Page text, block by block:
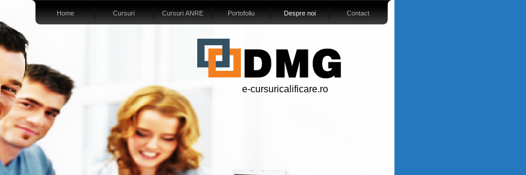
Home Cursuri Cursuri ANRE Portofoliu Despre noi Contact
e-cursuricalificare.ro